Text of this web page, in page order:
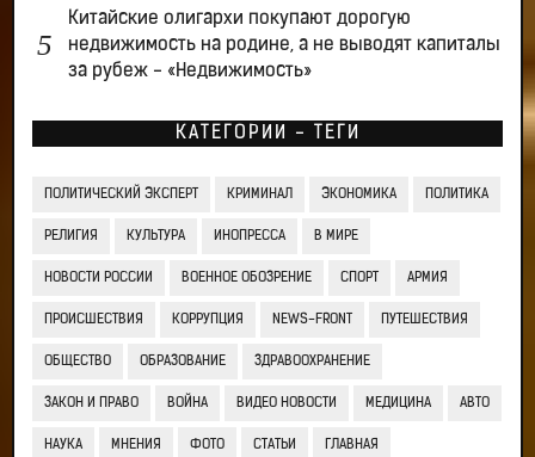
Китайские олигархи покупают дорогую
недвижимость на родине, а не выводят капиталы
за рубеж - «Недвижимость»
КАТЕГОРИИ - ТЕГИ
ПОЛИТИЧЕСКИЙ ЭКСПЕРТ КРИМИНАЛ ЭКОНОМИКА ПОЛИТИКА
РЕЛИГИЯ КУЛЬТУРА ИНОПРЕССА В МИРЕ
НОВОСТИ РОССИИ ВОЕННОЕ ОБОЗРЕНИЕ СПОРТ АРМИЯ
ПРОИСШЕСТВИЯ КОРРУПЦИЯ NEWS-FRONT ПУТЕШЕСТВИЯ
ОБЩЕСТВО ОБРАЗОВАНИЕ ЗДРАВООХРАНЕНИЕ
ЗАКОН И ПРАВО ВОЙНА ВИДЕО НОВОСТИ МЕДИЦИНА АВТО
НАУКА МНЕНИЯ ФОТО СТАТЬИ ГЛАВНАЯ